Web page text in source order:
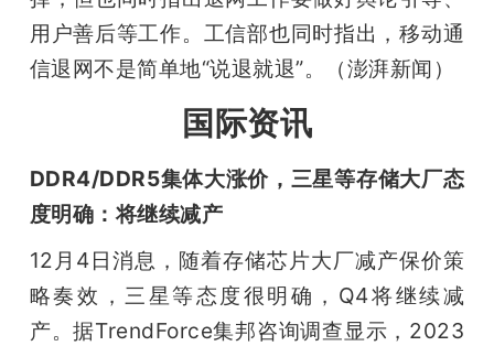
用户善后等工作。工信部也同时指出，移动通
信退网不是简单地“说退就退”。（澎湃新闻）
国际资讯
DDR4/DDR5集体大涨价，三星等存储大厂态
度明确：将继续减产
12月4日消息，随着存储芯片大厂减产保价策
略奏效，三星等态度很明确，Q4将继续减
产。据TrendForce集邦咨询调查显示，2023